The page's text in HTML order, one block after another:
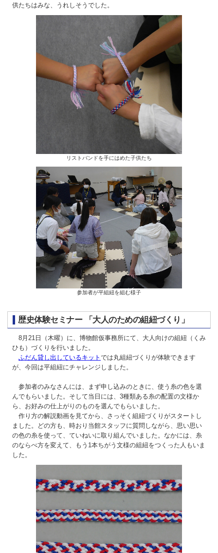
供たちはみな、うれしそうでした。
リストバンドを手にはめた子供たち
参加者が平組紐を組む様子
歴史体験セミナー 「大人のための組紐づくり」
8月21日（木曜）に、博物館仮事務所にて、大人向けの組紐（くみ
ひも）づくりを行いました。
ふだん貸し出しているキット では丸組紐づくりが体験できます
が、今回は平組紐にチャレンジしました。
参加者のみなさんには、まず申し込みのときに、使う糸の色を選
んでもらいました。そして当日には、3種類ある糸の配置の文様か
ら、お好みの仕上がりのものを選んでもらいました。
作り方の解説動画を見てから、さっそく組紐づくりがスタートし
ました。どの方も、時おり当館スタッフに質問しながら、思い思い
の色の糸を使って、ていねいに取り組んでいました。なかには、糸
のならべ方を変えて、もう1本ちがう文様の組紐をつくった人もいま
した。